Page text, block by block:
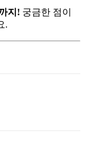
지! 궁금한 점이
.